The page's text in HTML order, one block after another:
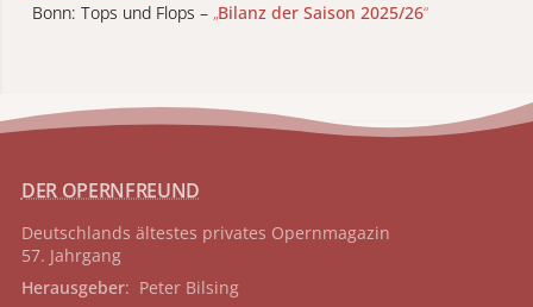
Bonn: Tops und Flops – „Bilanz der Saison 2025/26“
DER OPERNFREUND
Deutschlands ältestes privates Opernmagazin
57. Jahrgang
Herausgeber: Peter Bilsing